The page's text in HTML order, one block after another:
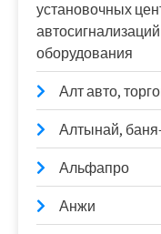
установочных
оборудования
Алт авто,
Алтынай,
Альфапро
Анжи